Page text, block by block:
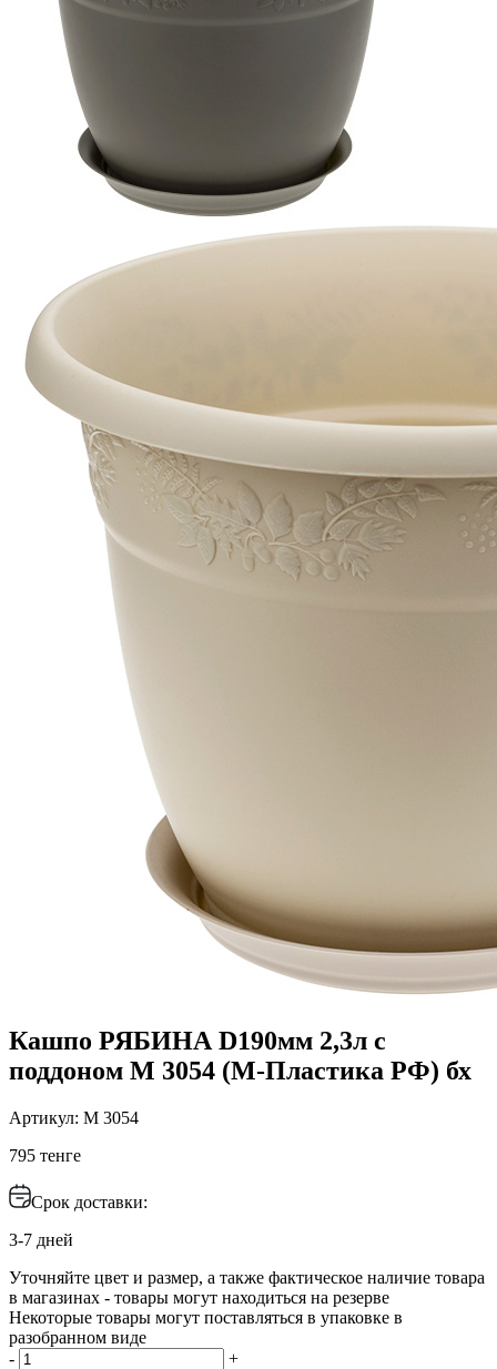
Кашпо РЯБИНА D190мм 2,3л с
поддоном М 3054 (М-Пластика РФ) бх
Артикул: М 3054
795 тенге
Срок доставки:
3-7 дней
Уточняйте цвет и размер, а также фактическое наличие товара
в магазинах - товары могут находиться на резерве
Некоторые товары могут поставляться в упаковке в
разобранном виде
-
+